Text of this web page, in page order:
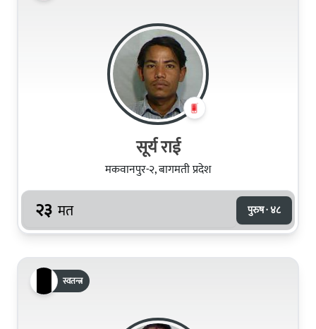
सूर्य राई
मकवानपुर-२, बागमती प्रदेश
२३ मत पुरुष · ४८
स्वतन्त्र